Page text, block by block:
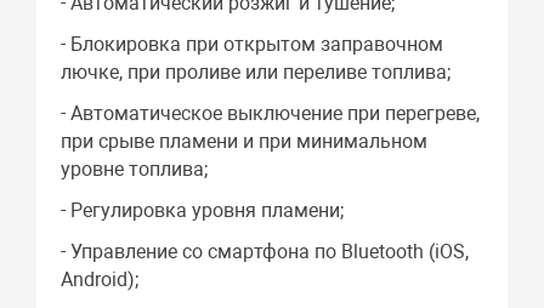
- Блокировка при открытом заправочном
лючке, при проливе или переливе топлива;
- Автоматическое выключение при перегреве,
при срыве пламени и при минимальном
уровне топлива;
- Регулировка уровня пламени;
- Управление со смартфона по Bluetooth (iOS,
Android);